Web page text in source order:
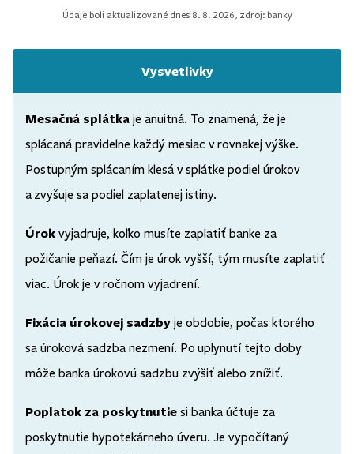
Údaje boli aktualizované dnes 8. 8. 2026, zdroj: banky
Vysvetlivky
Mesačná splátka je anuitná. To znamená, že je
splácaná pravidelne každý mesiac v rovnakej výške.
Postupným splácaním klesá v splátke podiel úrokov
a zvyšuje sa podiel zaplatenej istiny.
Úrok vyjadruje, koľko musíte zaplatiť banke za
požičanie peňazí. Čím je úrok vyšší, tým musíte zaplatiť
viac. Úrok je v ročnom vyjadrení.
Fixácia úrokovej sadzby je obdobie, počas ktorého
sa úroková sadzba nezmení. Po uplynutí tejto doby
môže banka úrokovú sadzbu zvýšiť alebo znížiť.
Poplatok za poskytnutie si banka účtuje za
poskytnutie hypotekárneho úveru. Je vypočítaný